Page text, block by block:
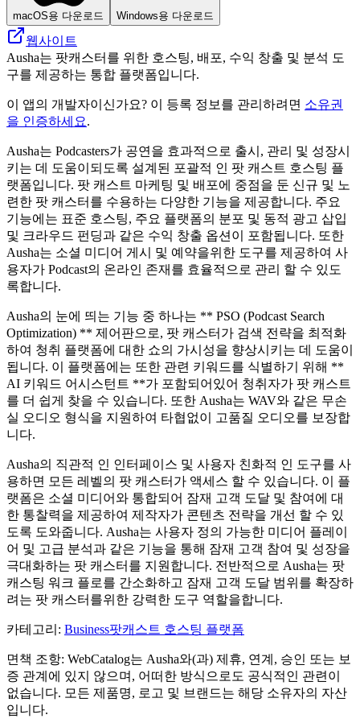
macOS용 다운로드 Windows용 다운로드
웹사이트
Ausha는 팟캐스터를 위한 호스팅, 배포, 수익 창출 및 분석 도
구를 제공하는 통합 플랫폼입니다.
이 앱의 개발자이신가요? 이 등록 정보를 관리하려면 소유권
을 인증하세요.
Ausha는 Podcasters가 공연을 효과적으로 출시, 관리 및 성장시
키는 데 도움이되도록 설계된 포괄적 인 팟 캐스트 호스팅 플
랫폼입니다. 팟 캐스트 마케팅 및 배포에 중점을 둔 신규 및 노
련한 팟 캐스터를 수용하는 다양한 기능을 제공합니다. 주요
기능에는 표준 호스팅, 주요 플랫폼의 분포 및 동적 광고 삽입
및 크라우드 펀딩과 같은 수익 창출 옵션이 포함됩니다. 또한
Ausha는 소셜 미디어 게시 및 예약을위한 도구를 제공하여 사
용자가 Podcast의 온라인 존재를 효율적으로 관리 할 수 ​​있도
록합니다.
Ausha의 눈에 띄는 기능 중 하나는 ** PSO (Podcast Search
Optimization) ** 제어판으로, 팟 캐스터가 검색 전략을 최적화
하여 청취 플랫폼에 대한 쇼의 가시성을 향상시키는 데 도움이
됩니다. 이 플랫폼에는 또한 관련 키워드를 식별하기 위해 **
AI 키워드 어시스턴트 **가 포함되어있어 청취자가 팟 캐스트
를 더 쉽게 찾을 수 있습니다. 또한 Ausha는 WAV와 같은 무손
실 오디오 형식을 지원하여 타협없이 고품질 오디오를 보장합
니다.
Ausha의 직관적 인 인터페이스 및 사용자 친화적 인 도구를 사
용하면 모든 레벨의 팟 캐스터가 액세스 할 수 있습니다. 이 플
랫폼은 소셜 미디어와 통합되어 잠재 고객 도달 및 참여에 대
한 통찰력을 제공하여 제작자가 콘텐츠 전략을 개선 할 수 있
도록 도와줍니다. Ausha는 사용자 정의 가능한 미디어 플레이
어 및 고급 분석과 같은 기능을 통해 잠재 고객 참여 및 성장을
극대화하는 팟 캐스터를 지원합니다. 전반적으로 Ausha는 팟
캐스팅 워크 플로를 간소화하고 잠재 고객 도달 범위를 확장하
려는 팟 캐스터를위한 강력한 도구 역할을합니다.
카테고리 : Business팟캐스트 호스팅 플랫폼
면책 조항: WebCatalog는 Ausha와(과) 제휴, 연계, 승인 또는 보
증 관계에 있지 않으며, 어떠한 방식으로도 공식적인 관련이
없습니다. 모든 제품명, 로고 및 브랜드는 해당 소유자의 자산
입니다.